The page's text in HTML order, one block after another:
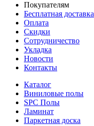
Покупателям
Бесплатная доставка
Оплата
Скидки
Сотрудничество
Укладка
Новости
Контакты
Каталог
Виниловые полы
SPC Полы
Ламинат
Паркетная доска